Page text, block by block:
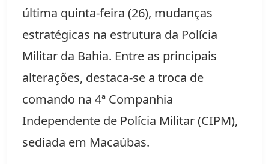
última quinta-feira (26), mudanças
estratégicas na estrutura da Polícia
Militar da Bahia. Entre as principais
alterações, destaca-se a troca de
comando na 4ª Companhia
Independente de Polícia Militar (CIPM),
sediada em Macaúbas.